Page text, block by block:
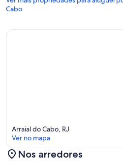
Cabo
Arraial do Cabo, RJ
Ver no mapa
Nos arredores